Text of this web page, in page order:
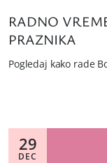
RADNO
PRAZNIKA
Pogledaj kako rade
29
DEC